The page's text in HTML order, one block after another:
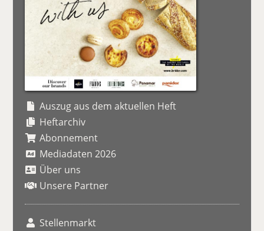
Auszug aus dem aktuellen Heft
Heftarchiv
Abonnement
Mediadaten 2026
Über uns
Unsere Partner
Stellenmarkt